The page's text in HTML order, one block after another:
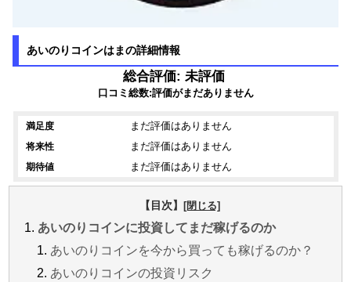
あいのりコインはまの詳細情報
総合評価: 未評価
口コミ総数:評価がまだありません
満足度 まだ評価はありません
将来性 まだ評価はありません
期待値 まだ評価はありません
【目次】
あいのりコインに投資してまだ稼げるのか
あいのりコインを今から買っても稼げるのか？
あいのりコインの投資リスク